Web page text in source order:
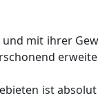
und mit ihrer
ist